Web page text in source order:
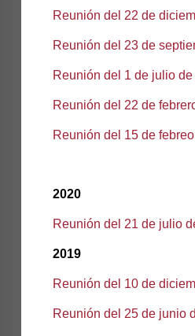
Reunión del 22 de
Reunión del 23 de
Reunión del 1 de julio de
Reunión del 22 de
Reunión del 15 de
2020
Reunión del 21 de julio
2019
Reunión del 10 de
Reunión del 25 de junio